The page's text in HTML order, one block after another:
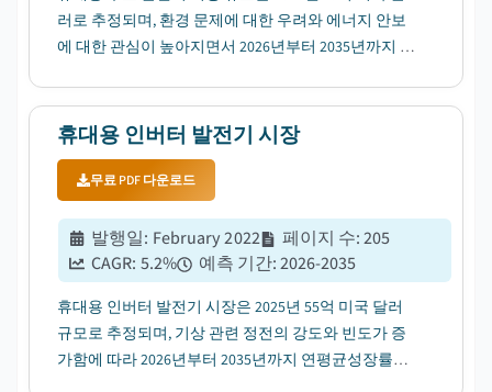
러로 추정되며, 환경 문제에 대한 우려와 에너지 안보
에 대한 관심이 높아지면서 2026년부터 2035년까지 연
휴대용 인버터 발전기 시장
무료 PDF 다운로드
발행일: February 2022 페이지 수:205
CAGR: 5.2% 예측 기간:2026-2035
휴대용 인버터 발전기 시장은 2025년 55억 미국 달러
규모로 추정되며, 기상 관련 정전의 강도와 빈도가 증
가함에 따라 2026년부터 2035년까지 연평균성장률